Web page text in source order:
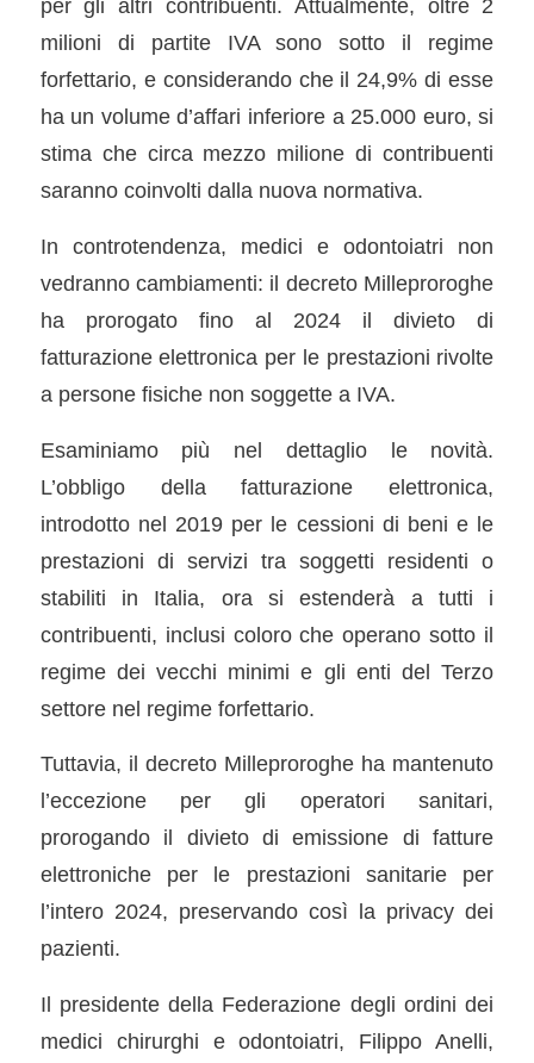
per gli altri contribuenti. Attualmente, oltre 2
milioni di partite IVA sono sotto il regime
forfettario, e considerando che il 24,9% di esse
ha un volume d’affari inferiore a 25.000 euro, si
stima che circa mezzo milione di contribuenti
saranno coinvolti dalla nuova normativa.
In controtendenza, medici e odontoiatri non
vedranno cambiamenti: il decreto Milleproroghe
ha prorogato fino al 2024 il divieto di
fatturazione elettronica per le prestazioni rivolte
a persone fisiche non soggette a IVA.
Esaminiamo più nel dettaglio le novità.
L’obbligo della fatturazione elettronica,
introdotto nel 2019 per le cessioni di beni e le
prestazioni di servizi tra soggetti residenti o
stabiliti in Italia, ora si estenderà a tutti i
contribuenti, inclusi coloro che operano sotto il
regime dei vecchi minimi e gli enti del Terzo
settore nel regime forfettario.
Tuttavia, il decreto Milleproroghe ha mantenuto
l’eccezione per gli operatori sanitari,
prorogando il divieto di emissione di fatture
elettroniche per le prestazioni sanitarie per
l’intero 2024, preservando così la privacy dei
pazienti.
Il presidente della Federazione degli ordini dei
medici chirurghi e odontoiatri, Filippo Anelli,